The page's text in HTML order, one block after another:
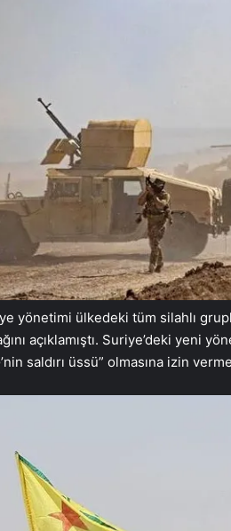
yönetimi ülkedeki tüm silahlı
açıklamıştı. Suriye’deki yeni
saldırı üssü” olmasına izin